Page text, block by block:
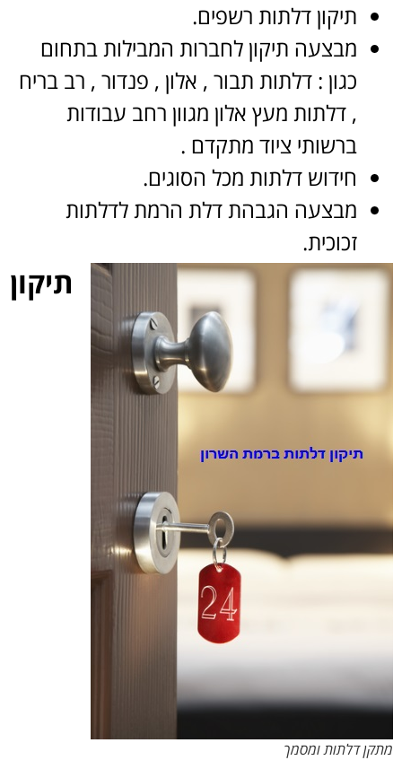
תיקון דלתות רשפים.
מבצעה תיקון לחברות המבילות בתחום
כגון : דלתות תבור , אלון , פנדור , רב בריח
, דלתות מעץ אלון מגוון רחב עבודות
ברשותי ציוד מתקדם .
חידוש דלתות מכל הסוגים.
מבצעה הגבהת דלת הרמת לדלתות
זכוכית.
מתקן דלתות ומסמך
תיקון